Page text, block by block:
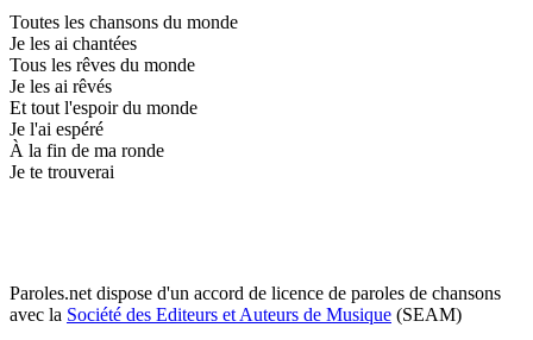
Toutes les chansons du monde
Je les ai chantées
Tous les rêves du monde
Je les ai rêvés
Et tout l'espoir du monde
Je l'ai espéré
À la fin de ma ronde
Je te trouverai
Paroles.net dispose d'un accord de licence de paroles de chansons
avec la Société des Editeurs et Auteurs de Musique (SEAM)